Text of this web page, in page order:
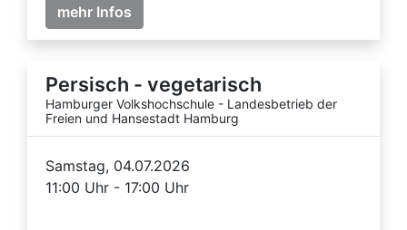
mehr Infos
Persisch - vegetarisch
Hamburger Volkshochschule - Landesbetrieb der
Freien und Hansestadt Hamburg
Samstag, 04.07.2026
11:00 Uhr - 17:00 Uhr